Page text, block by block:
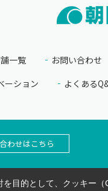
一覧 お問い合わせ
ーション よくある
わせはこちら
目的として、クッキー（